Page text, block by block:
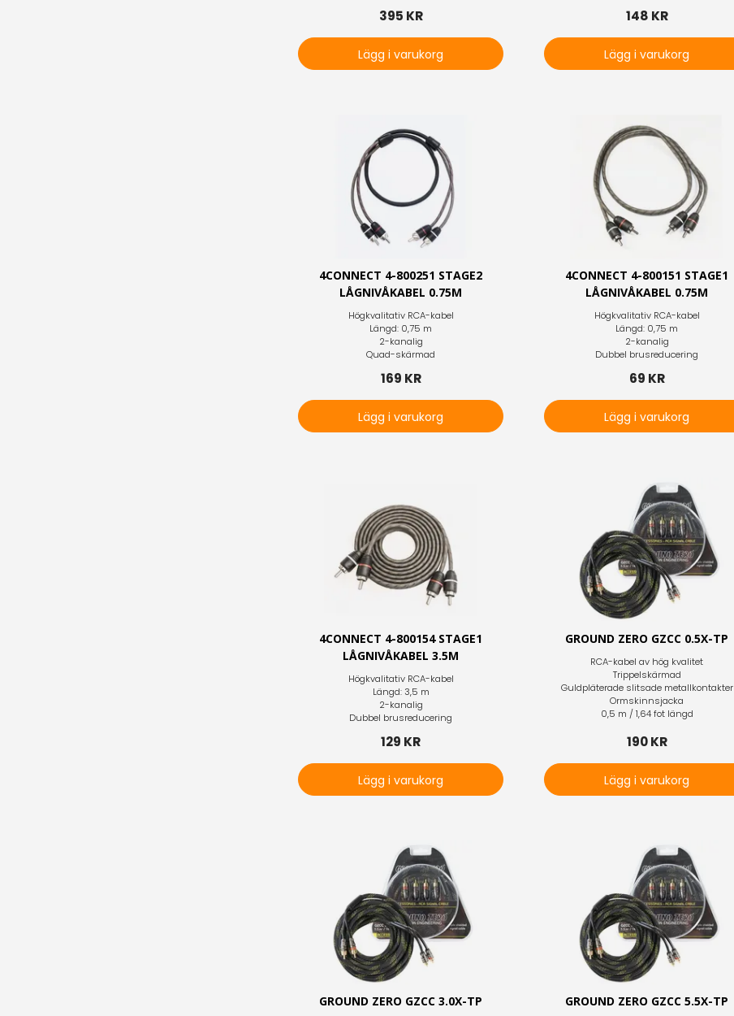
395 KR
Lägg i varukorg
148 KR
Lägg i varukorg
4CONNECT 4-800251 STAGE2
LÅGNIVÅKABEL 0.75M
Högkvalitativ RCA-kabel
Längd: 0,75 m
2-kanalig
Quad-skärmad
169 KR
Lägg i varukorg
4CONNECT 4-800151 STAGE1
LÅGNIVÅKABEL 0.75M
Högkvalitativ RCA-kabel
Längd: 0,75 m
2-kanalig
Dubbel brusreducering
69 KR
Lägg i varukorg
4CONNECT 4-800154 STAGE1
LÅGNIVÅKABEL 3.5M
Högkvalitativ RCA-kabel
Längd: 3,5 m
2-kanalig
Dubbel brusreducering
129 KR
Lägg i varukorg
GROUND ZERO GZCC 0.5X-TP
RCA-kabel av hög kvalitet
Trippelskärmad
Guldpläterade slitsade metallkontakter
Ormskinnsjacka
0,5 m / 1,64 fot längd
190 KR
Lägg i varukorg
GROUND ZERO GZCC 3.0X-TP GROUND ZERO GZCC 5.5X-TP